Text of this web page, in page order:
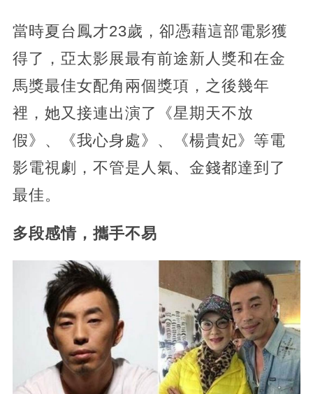
當時夏台鳳才23歲，卻憑藉這部電影獲
得了，亞太影展最有前途新人獎和在金
馬獎最佳女配角兩個獎項，之後幾年
裡，她又接連出演了《星期天不放
假》、《我心身處》、《楊貴妃》等電
影電視劇，不管是人氣、金錢都達到了
最佳。
多段感情，攜手不易